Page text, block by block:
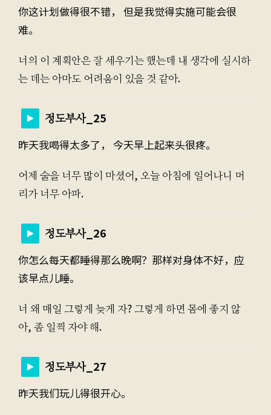
你这计划做得很不错， 但是我觉得实施可能会很
难。
너의 이 계획안은 잘 세우기는 했는데 내 생각에 실시하
는 데는 아마도 어려움이 있을 것 같아.
정도부사_25
昨天我喝得太多了， 今天早上起来头很疼。
어제 술을 너무 많이 마셨어, 오늘 아침에 일어나니 머
리가 너무 아파.
정도부사_26
你怎么每天都睡得那么晚啊？那样对身体不好，应
该早点儿睡。
너 왜 매일 그렇게 늦게 자? 그렇게 하면 몸에 좋지 않
아, 좀 일찍 자야 해.
정도부사_27
昨天我们玩儿得很开心。